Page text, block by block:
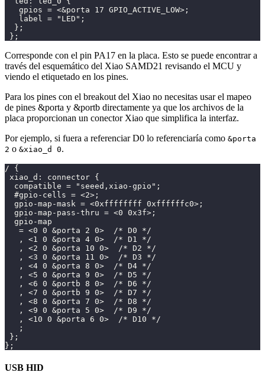
   gpios = <&porta 17 GPIO_ACTIVE_LOW>;
   label = "LED";
  };
};
Corresponde con el pin PA17 en la placa. Esto se puede encontrar a
través del esquemático del Xiao SAMD21 revisando el MCU y
viendo el etiquetado en los pines.
Para los pines con el breakout del Xiao no necesitas usar el mapeo
de pines &porta y &portb directamente ya que los archivos de la
placa proporcionan un conector Xiao que simplifica la interfaz.
Por ejemplo, si fuera a referenciar D0 lo referenciaría como &porta
2 o &xiao_d 0.
/ {
xiao_d: connector {
  compatible = "seeed,xiao-gpio";
  #gpio-cells = <2>;
  gpio-map-mask = <0xffffffff 0xffffffc0>;
  gpio-map-pass-thru = <0 0x3f>;
  gpio-map
   = <0 0 &porta 2 0>  /* D0 */
   , <1 0 &porta 4 0>  /* D1 */
   , <2 0 &porta 10 0>  /* D2 */
   , <3 0 &porta 11 0>  /* D3 */
   , <4 0 &porta 8 0>  /* D4 */
   , <5 0 &porta 9 0>  /* D5 */
   , <6 0 &portb 8 0>  /* D6 */
   , <7 0 &portb 9 0>  /* D7 */
   , <8 0 &porta 7 0>  /* D8 */
   , <9 0 &porta 5 0>  /* D9 */
   , <10 0 &porta 6 0>  /* D10 */
   ;
};
};
USB HID